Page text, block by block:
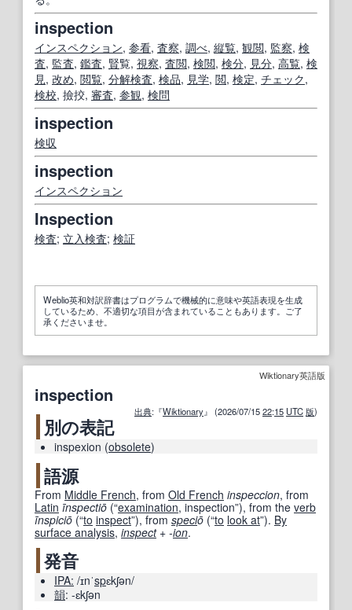
inspection
インスペクション, 参看, 査察, 調べ, 縦覧, 観閲, 監察, 検
査, 監査, 鑑査, 賢覧, 視察, 査閲, 検閲, 検分, 見分, 高覧, 検
見, 改め, 閲覧, 分解検査, 検品, 見学, 閲, 検定, チェック,
検校, 撿挍, 審査, 参観, 検問
inspection
検収
inspection
インスペクション
Inspection
検査; 立入検査; 検証
Weblio英和対訳辞書はプログラムで機械的に意味や英語表現を生成
しているため、不適切な項目が含まれていることもあります。ご了
承くださいませ。
Wiktionary英語版
inspection
出典:『Wiktionary』 (2026/07/1522:15 UTC 版)
別の表記
inspexion (obsolete)
語源
From Middle French, from Old French inspeccion, from
Latin īnspectiō (“examination, inspection”), from the verb
īnspiciō (“to inspect”), from speciō (“to look at”). By
surface analysis, inspect+‎ -ion.
発音
IPA: /ɪnˈspɛkʃən/
韻: -ɛkʃən